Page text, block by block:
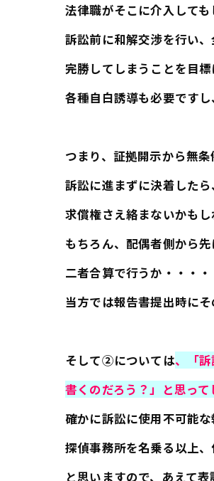
法律職がそこに介入しても
訴訟前に和解交渉を行い
完勝してしまうことを目標
各種自白誘導も必要です
つまり、証拠開示から無
訴訟に進まずに決着した
求償権さえ絡まないかもし
もちろん、配偶者側から
二者合算で行うか・・・・
当方では報告書提出時に
そして②については、「
書くのだろう？」と思って
確かに訴訟に使用不可能
探偵事務所を名乗る以上
と思いますので、あえて表